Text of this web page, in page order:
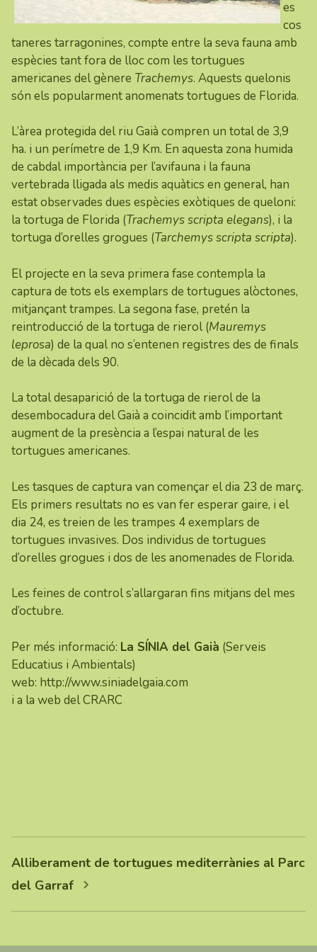
es
cos
taneres tarragonines, compte entre la seva fauna amb
espècies tant fora de lloc com les tortugues
americanes del gènere Trachemys. Aquests quelonis
són els popularment anomenats tortugues de Florida.
L’àrea protegida del riu Gaià compren un total de 3,9
ha. i un perímetre de 1,9 Km. En aquesta zona humida
de cabdal importància per l’avifauna i la fauna
vertebrada lligada als medis aquàtics en general, han
estat observades dues espècies exòtiques de queloni:
la tortuga de Florida (Trachemys scripta elegans), i la
tortuga d’orelles grogues (Tarchemys scripta scripta).
El projecte en la seva primera fase contempla la
captura de tots els exemplars de tortugues alòctones,
mitjançant trampes. La segona fase, pretén la
reintroducció de la tortuga de rierol (Mauremys
leprosa) de la qual no s’entenen registres des de finals
de la dècada dels 90.
La total desaparició de la tortuga de rierol de la
desembocadura del Gaià a coincidit amb l’important
augment de la presència a l’espai natural de les
tortugues americanes.
Les tasques de captura van començar el dia 23 de març.
Els primers resultats no es van fer esperar gaire, i el
dia 24, es treien de les trampes 4 exemplars de
tortugues invasives. Dos individus de tortugues
d’orelles grogues i dos de les anomenades de Florida.
Les feines de control s’allargaran fins mitjans del mes
d’octubre.
Per més informació: La SÍNIA del Gaià (Serveis
Educatius i Ambientals)
web: http://www.siniadelgaia.com
i a la web delCRARC
Alliberament de tortugues mediterrànies al Parc
del Garraf